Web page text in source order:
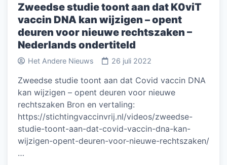
Zweedse studie toont aan dat K0viT
vaccin DNA kan wijzigen – opent
deuren voor nieuwe rechtszaken –
Nederlands ondertiteld
Het Andere Nieuws 26 juli 2022
Zweedse studie toont aan dat Covid vaccin DNA
kan wijzigen – opent deuren voor nieuwe
rechtszaken Bron en vertaling:
https://stichtingvaccinvrij.nl/videos/zweedse-
studie-toont-aan-dat-covid-vaccin-dna-kan-
wijzigen-opent-deuren-voor-nieuwe-rechtszaken/
…